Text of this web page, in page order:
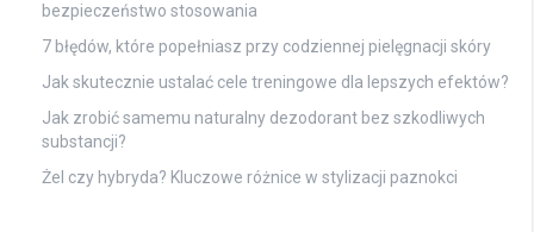
bezpieczeństwo stosowania
7 błędów, które popełniasz przy codziennej pielęgnacji skóry
Jak skutecznie ustalać cele treningowe dla lepszych efektów?
Jak zrobić samemu naturalny dezodorant bez szkodliwych
substancji?
Żel czy hybryda? Kluczowe różnice w stylizacji paznokci